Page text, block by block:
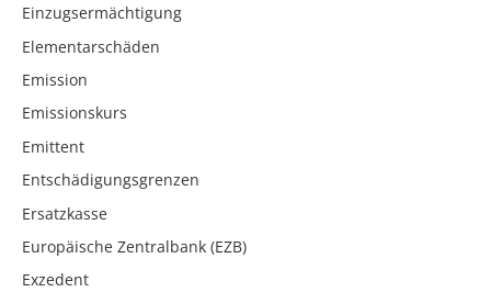
Einzugsermächtigung
Elementarschäden
Emission
Emissionskurs
Emittent
Entschädigungsgrenzen
Ersatzkasse
Europäische Zentralbank (EZB)
Exzedent